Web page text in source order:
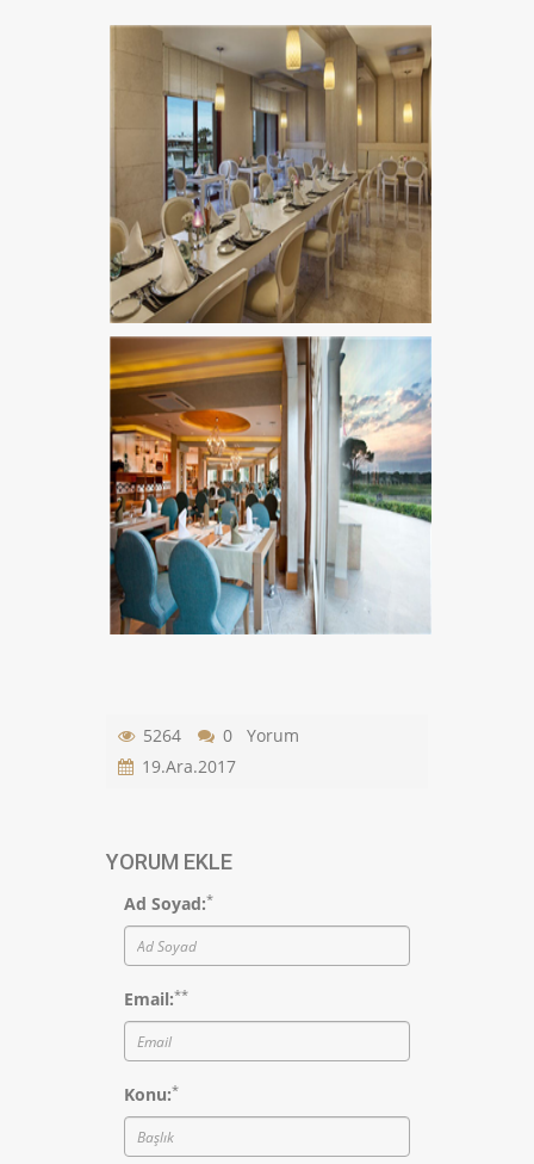
5264
0 Yorum
19.Ara.2017
YORUM EKLE
Ad Soyad:*
Email:**
Konu:*